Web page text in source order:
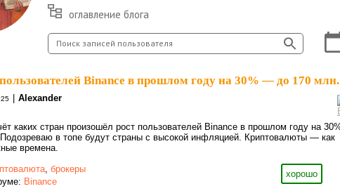
оглавление блога
Binance в прошлом году на 30% — до 170
Alexander
каких стран произошёл рост пользователей Binance в прошлом году на
в топе будут страны с высокой инфляцией. Криптовалюты — как
времена.
хорошо
, брокеры
Binance